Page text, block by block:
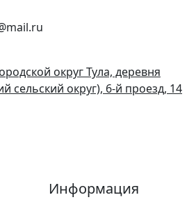
округ Тула, деревня
сельский округ), 6-й проезд, 14
Информация